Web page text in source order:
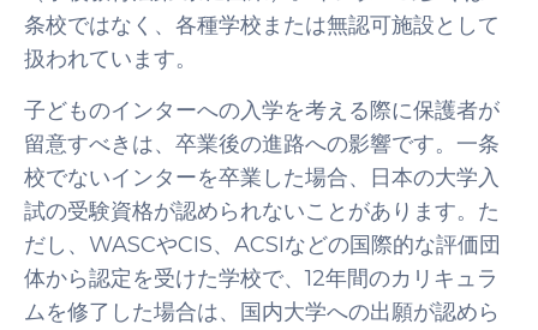
条校ではなく、各種学校または無認可施設として
扱われています。
子どものインターへの入学を考える際に保護者が
留意すべきは、卒業後の進路への影響です。一条
校でないインターを卒業した場合、日本の大学入
試の受験資格が認められないことがあります。た
だし、WASCやCIS、ACSIなどの国際的な評価団
体から認定を受けた学校で、12年間のカリキュラ
ムを修了した場合は、国内大学への出願が認めら